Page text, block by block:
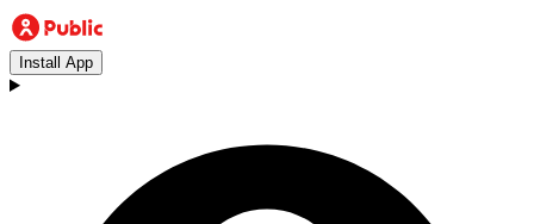
Install App